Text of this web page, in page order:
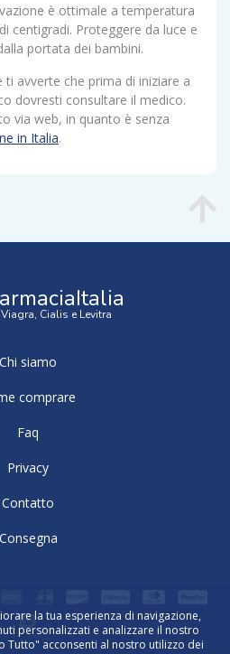
è ottimale a temperatura
centigradi. Proteggere da luce e
portata dei bambini.
avverte che prima di iniziare a
dovresti consultare il medico.
via web, in quanto è senza
in Italia.
Cialis e Levitra
Chi siamo
comprare
Faq
Privacy
Contatto
Consegna
la tua esperienza di navigazione,
personalizzati e analizzare il nostro
Tutto" acconsenti al nostro utilizzo dei